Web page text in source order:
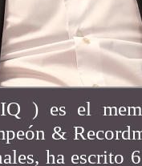
) es el
&
ha escrito